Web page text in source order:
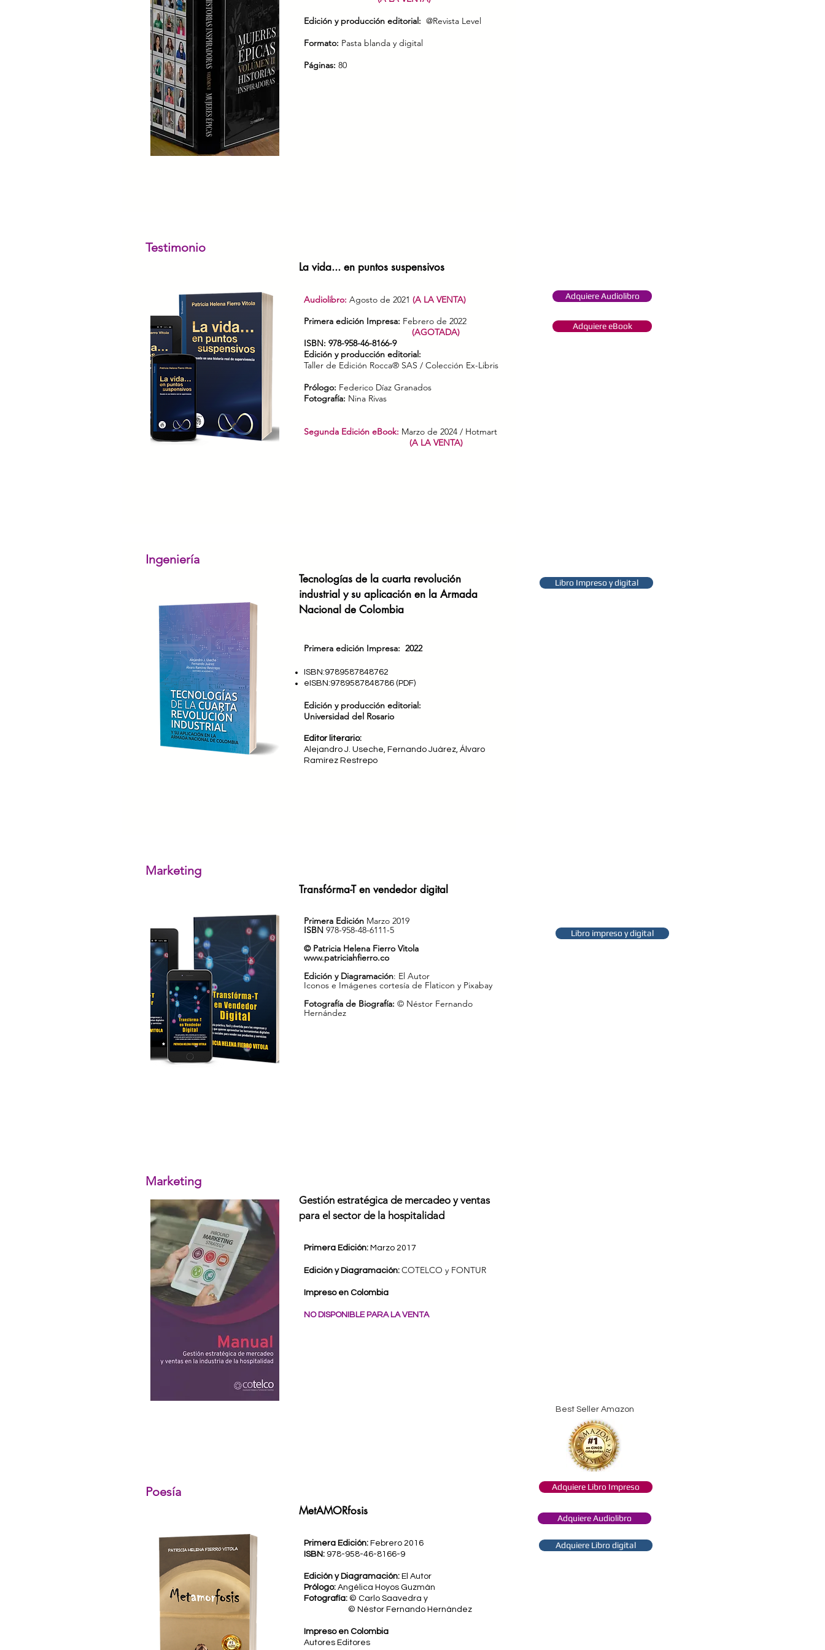
Edición y producción editorial: @Revista Level
Formato: Pasta blanda y digital
Páginas: 80
Testimonio
La vida... en puntos suspensivos
Audiolibro: Agosto de 2021 (A LA VENTA)
Primera edición Impresa: Febrero de 2022
(AGOTADA)
ISBN: 978-958-46-8166-9
Edición y producción editorial:
Taller de Edición Rocca® SAS / Colección Ex-Libris
Prólogo: Federico Díaz Granados
Fotografía: Nina Rivas
Segunda Edición eBook: Marzo de 2024 / Hotmart
(A LA VENTA)
Ingeniería
Tecnologías de la cuarta revolución
industrial y su aplicación en la Armada
Nacional de Colombia
Primera edición Impresa: 2022
ISBN:9789587848762
eISBN:9789587848786 (PDF)
Edición y producción editorial:
Universidad del Rosario
Editor literario:
Alejandro J. Useche, Fernando Juárez, Álvaro
Ramírez Restrepo
Marketing
Transfórma-T en vendedor digital
Primera Edición Marzo 2019
ISBN 978-958-48-6111-5
© Patricia Helena Fierro Vitola
www.patriciahfierro.co
Edición y Diagramación: El Autor
Iconos e Imágenes cortesía de Flaticon y Pixabay
Fotografía de Biografía: © Néstor Fernando
Hernández
Marketing
Gestión estratégica de mercadeo y ventas
para el sector de la hospitalidad
Primera Edición: Marzo 2017
Edición y Diagramación: COTELCO y FONTUR
Impreso en Colombia
NO DISPONIBLE PARA LA VENTA
Poesía
MetAMORfosis
Primera Edición: Febrero 2016
ISBN: 978-958-46-8166-9
Edición y Diagramación: El Autor
Prólogo: Angélica Hoyos Guzmán
Fotografía: © Carlo Saavedra y
© Néstor Fernando Hernández
Impreso en Colombia
Autores Editores
Libro Impreso y digital
Best Seller Amazon
Adquiere Libro Impreso
Adquiere Audiolibro
Adquiere Libro digital
Libro impreso y digital
Adquiere Audiolibro
Adquiere eBook